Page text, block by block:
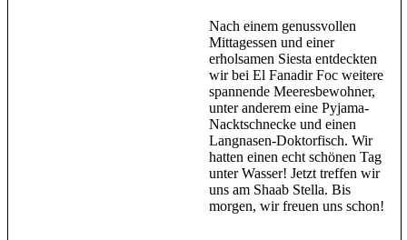
Nach einem genussvollen
Mittagessen und einer
erholsamen Siesta entdeckten
wir bei El Fanadir Foc weitere
spannende Meeresbewohner,
unter anderem eine Pyjama-
Nacktschnecke und einen
Langnasen-Doktorfisch. Wir
hatten einen echt schönen Tag
unter Wasser! Jetzt treffen wir
uns am Shaab Stella. Bis
morgen, wir freuen uns schon!